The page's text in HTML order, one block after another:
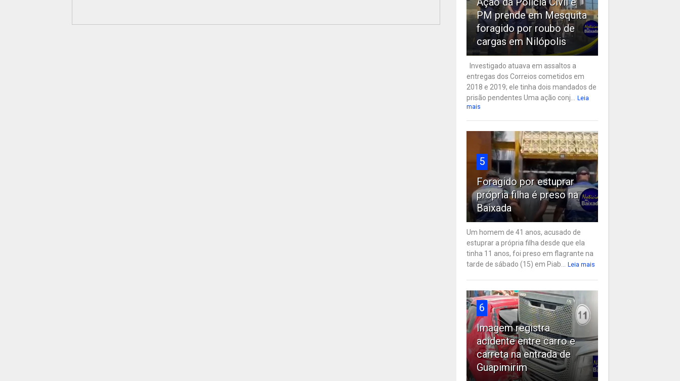
PM prende em Mesquita
foragido por roubo de
cargas em Nilópolis
Investigado atuava em assaltos a
entregas dos Correios cometidos em
2018 e 2019; ele tinha dois mandados de
prisão pendentes Uma ação conj... Leia
mais
5
Foragido por estuprar
própria filha é preso na
Baixada
Um homem de 41 anos, acusado de
estuprar a própria filha desde que ela
tinha 11 anos, foi preso em flagrante na
tarde de sábado (15) em Piab... Leia mais
6
Imagem registra
acidente entre carro e
carreta na entrada de
Guapimirim